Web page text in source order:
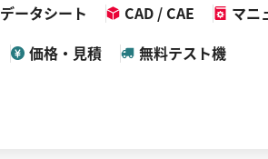
データシート CAD / CAE マニ
価格・見積
無料テスト機